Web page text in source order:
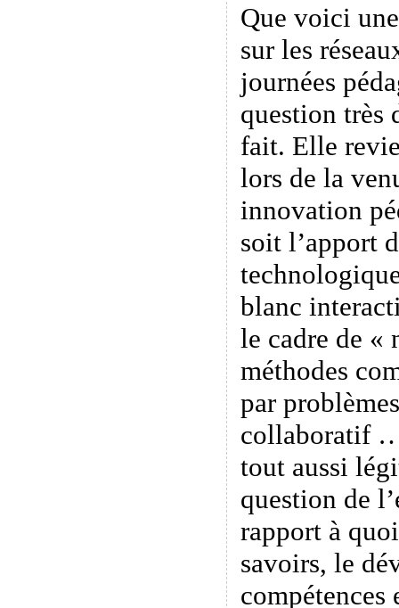
Que voici
sur les
journées
question très
fait. Elle
lors de la
innovation
soit l’apport
blanc
le cadre de «
méthodes
par
collaboratif
tout aussi
question de
rapport à
savoirs, le
compétences